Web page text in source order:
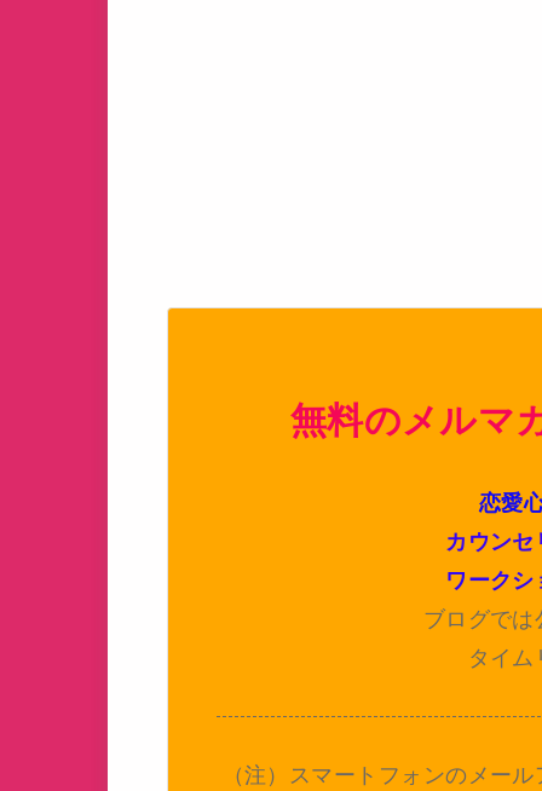
無料のメルマ
恋愛
カウン
ワークシ
ブログで
タイ
（注）スマートフォンのメー